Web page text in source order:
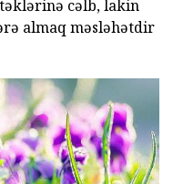
cəlb, lakin
almaq məsləhətdir